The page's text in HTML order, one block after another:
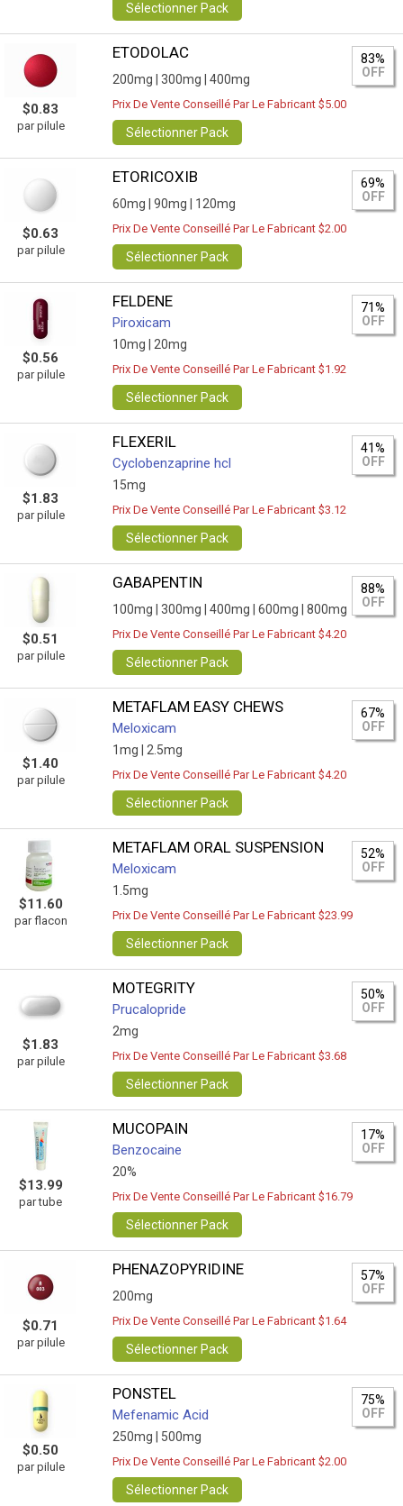
Sélectionner Pack
$0.83
par pilule
ETODOLAC
200mg | 300mg | 400mg
83%
OFF
Prix De Vente Conseillé Par Le Fabricant $5.00
Sélectionner Pack
$0.63
par pilule
ETORICOXIB
60mg | 90mg | 120mg
69%
OFF
Prix De Vente Conseillé Par Le Fabricant $2.00
Sélectionner Pack
$0.56
par pilule
FELDENE
Piroxicam
10mg | 20mg
71%
OFF
Prix De Vente Conseillé Par Le Fabricant $1.92
Sélectionner Pack
$1.83
par pilule
FLEXERIL
Сyclobenzaprine hcl
15mg
41%
OFF
Prix De Vente Conseillé Par Le Fabricant $3.12
Sélectionner Pack
$0.51
par pilule
GABAPENTIN
100mg | 300mg | 400mg | 600mg | 800mg
88%
OFF
Prix De Vente Conseillé Par Le Fabricant $4.20
Sélectionner Pack
$1.40
par pilule
METAFLAM EASY CHEWS
Meloxicam
1mg | 2.5mg
67%
OFF
Prix De Vente Conseillé Par Le Fabricant $4.20
Sélectionner Pack
$11.60
par flacon
METAFLAM ORAL SUSPENSION
Meloxicam
1.5mg
52%
OFF
Prix De Vente Conseillé Par Le Fabricant $23.99
Sélectionner Pack
$1.83
par pilule
MOTEGRITY
Prucalopride
2mg
50%
OFF
Prix De Vente Conseillé Par Le Fabricant $3.68
Sélectionner Pack
$13.99
par tube
MUCOPAIN
Benzocaine
20%
17%
OFF
Prix De Vente Conseillé Par Le Fabricant $16.79
Sélectionner Pack
$0.71
par pilule
PHENAZOPYRIDINE
200mg
57%
OFF
Prix De Vente Conseillé Par Le Fabricant $1.64
Sélectionner Pack
$0.50
par pilule
PONSTEL
Mefenamic Acid
250mg | 500mg
75%
OFF
Prix De Vente Conseillé Par Le Fabricant $2.00
Sélectionner Pack